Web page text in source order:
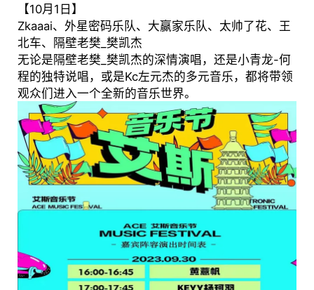
【10月1日】
Zkaaai、外星密码乐队、大赢家乐队、太帅了花、王
北车、隔壁老樊_樊凯杰
无论是隔壁老樊_樊凯杰的深情演唱，还是小青龙-何
程的独特说唱，或是Kc左元杰的多元音乐，都将带领
观众们进入一个全新的音乐世界。